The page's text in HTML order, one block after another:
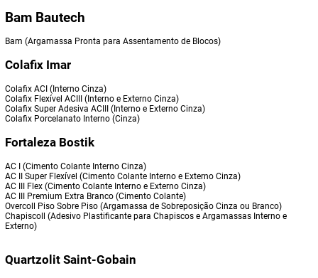
Bam Bautech
Bam (Argamassa Pronta para Assentamento de Blocos)
Colafix Imar
Colafix ACI (Interno Cinza)
Colafix Flexível ACIII (Interno e Externo Cinza)
Colafix Super Adesiva ACIII (Interno e Externo Cinza)
Colafix Porcelanato Interno (Cinza)
Fortaleza Bostik
AC I (Cimento Colante Interno Cinza)
AC II Super Flexível (Cimento Colante Interno e Externo Cinza)
AC III Flex (Cimento Colante Interno e Externo Cinza)
AC III Premium Extra Branco (Cimento Colante)
Overcoll Piso Sobre Piso (Argamassa de Sobreposição Cinza ou Branco)
Chapiscoll (Adesivo Plastificante para Chapiscos e Argamassas Interno e
Externo)
Quartzolit Saint-Gobain